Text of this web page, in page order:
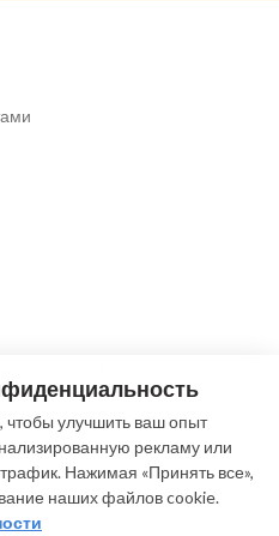
улучшить ваш опыт
рекламу или
Нажимая «Принять все»,
наших файлов cookie.